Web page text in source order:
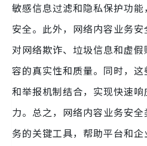
敏感信息过滤和隐私保护功
安全。此外，网络内容业务
对网络欺诈、垃圾信息和虚
容的真实性和质量。同时，
和举报机制结合，实现快速
力。总之，网络内容业务安
务的关键工具，帮助平台和